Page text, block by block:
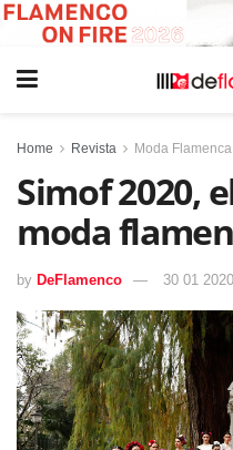
Home Revista Moda Flamenca
Simof 2020,
moda
by DeFlamenco 30 01 2020